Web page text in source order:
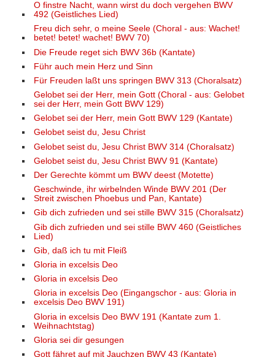
O finstre Nacht, wann wirst du doch vergehen BWV
492 (Geistliches Lied)
Freu dich sehr, o meine Seele (Choral - aus: Wachet!
betet! betet! wachet! BWV 70)
Die Freude reget sich BWV 36b (Kantate)
Führ auch mein Herz und Sinn
Für Freuden laßt uns springen BWV 313 (Choralsatz)
Gelobet sei der Herr, mein Gott (Choral - aus: Gelobet
sei der Herr, mein Gott BWV 129)
Gelobet sei der Herr, mein Gott BWV 129 (Kantate)
Gelobet seist du, Jesu Christ
Gelobet seist du, Jesu Christ BWV 314 (Choralsatz)
Gelobet seist du, Jesu Christ BWV 91 (Kantate)
Der Gerechte kömmt um BWV deest (Motette)
Geschwinde, ihr wirbelnden Winde BWV 201 (Der
Streit zwischen Phoebus und Pan, Kantate)
Gib dich zufrieden und sei stille BWV 315 (Choralsatz)
Gib dich zufrieden und sei stille BWV 460 (Geistliches
Lied)
Gib, daß ich tu mit Fleiß
Gloria in excelsis Deo
Gloria in excelsis Deo
Gloria in excelsis Deo (Eingangschor - aus: Gloria in
excelsis Deo BWV 191)
Gloria in excelsis Deo BWV 191 (Kantate zum 1.
Weihnachtstag)
Gloria sei dir gesungen
Gott fähret auf mit Jauchzen BWV 43 (Kantate)